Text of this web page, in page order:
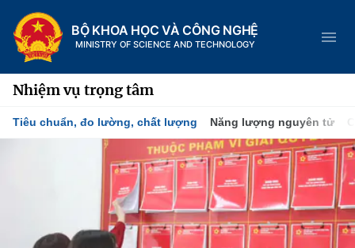
BỘ KHOA HỌC VÀ CÔNG NGHỆ
MINISTRY OF SCIENCE AND TECHNOLOGY
Nhiệm vụ trọng tâm
Tiêu chuẩn, đo lường, chất lượng Năng lượng nguyên tử